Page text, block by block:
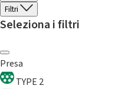
Filtri
Seleziona i filtri
Presa
TYPE 2